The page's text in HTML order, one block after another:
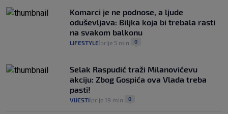
koliko iz Osijeka
VIJESTI 2. kol. 14
Komarci je ne podnose, a ljude
oduševljava: Biljka koja bi trebala rasti
na svakom balkonu
LIFESTYLE prije 5 min 0
Selak Raspudić traži Milanovićevu
akciju: Zbog Gospića ova Vlada treba
pasti!
VIJESTI prije 19 min 0